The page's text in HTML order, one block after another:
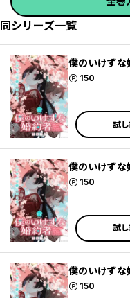
同シリーズ一覧
僕のいけずな
150
ポイント
試
僕のいけずな
150
ポイント
試
僕のいけずな
150
ポイント